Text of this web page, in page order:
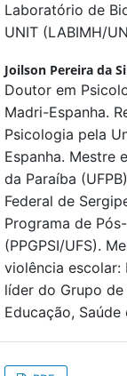
Laboratório de
UNIT (LABIMH/
Joilson Pereira da
Doutor em
Madri-Espanha.
Psicologia pela
Espanha. Mestre
da Paraíba
Federal de
Programa de
(PPGPSI/UFS).
violência escolar:
líder do Grupo de
Educação, Saúde